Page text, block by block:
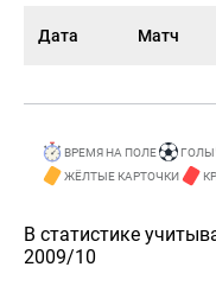
Дата Матч
ВРЕМЯ НА ПОЛЕ ГОЛЫ
ЖЁЛТЫЕ КАРТОЧКИ
В статистике
2009/10